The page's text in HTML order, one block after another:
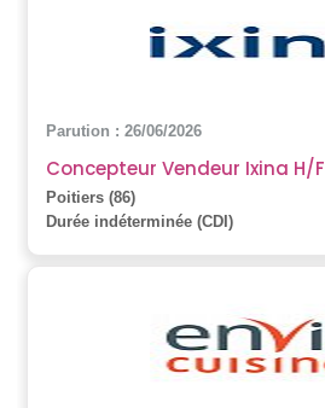
Parution : 26/06/2026
Concepteur Vendeur Ixina H/F
Poitiers (86)
Durée indéterminée (CDI)